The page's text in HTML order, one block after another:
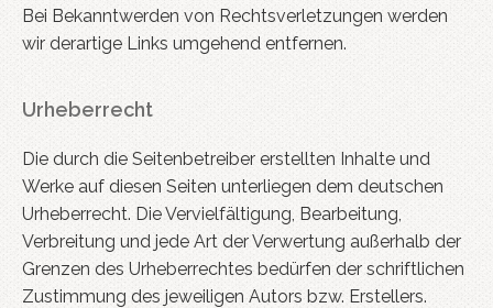
Bei Bekanntwerden von Rechtsverletzungen werden
wir derartige Links umgehend entfernen.
Urheberrecht
Die durch die Seitenbetreiber erstellten Inhalte und
Werke auf diesen Seiten unterliegen dem deutschen
Urheberrecht. Die Vervielfältigung, Bearbeitung,
Verbreitung und jede Art der Verwertung außerhalb der
Grenzen des Urheberrechtes bedürfen der schriftlichen
Zustimmung des jeweiligen Autors bzw. Erstellers.